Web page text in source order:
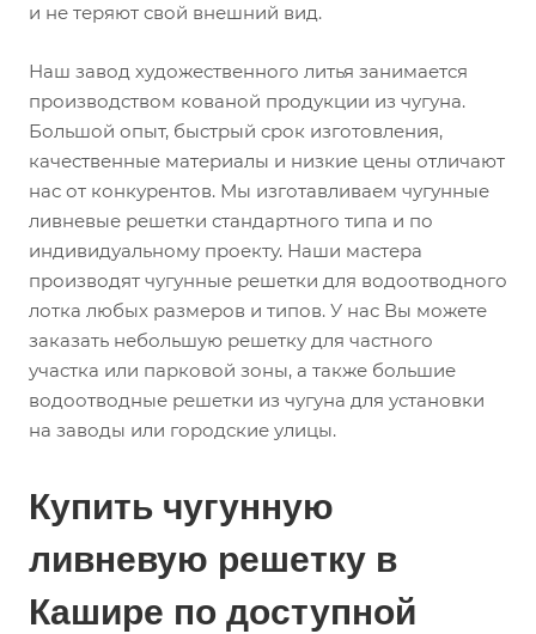
и не теряют свой внешний вид.
Наш завод художественного литья занимается
производством кованой продукции из чугуна.
Большой опыт, быстрый срок изготовления,
качественные материалы и низкие цены отличают
нас от конкурентов. Мы изготавливаем чугунные
ливневые решетки стандартного типа и по
индивидуальному проекту. Наши мастера
производят чугунные решетки для водоотводного
лотка любых размеров и типов. У нас Вы можете
заказать небольшую решетку для частного
участка или парковой зоны, а также большие
водоотводные решетки из чугуна для установки
на заводы или городские улицы.
Купить чугунную
ливневую решетку в
Кашире по доступной